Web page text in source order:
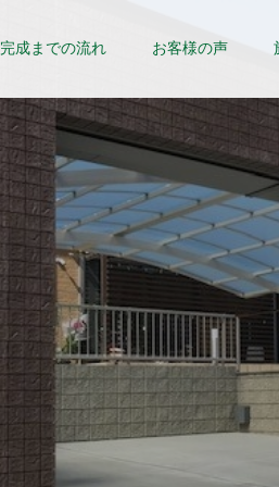
完成までの流れ お客様の声